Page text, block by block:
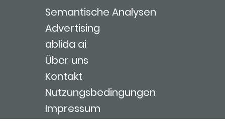
Semantische Analysen
Advertising
ablida ai
Über uns
Kontakt
Nutzungsbedingungen
Impressum